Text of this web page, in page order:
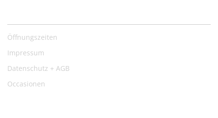
Öffnungszeiten
Impressum
Datenschutz + AGB
Occasionen